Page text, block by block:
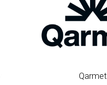
Qarmet